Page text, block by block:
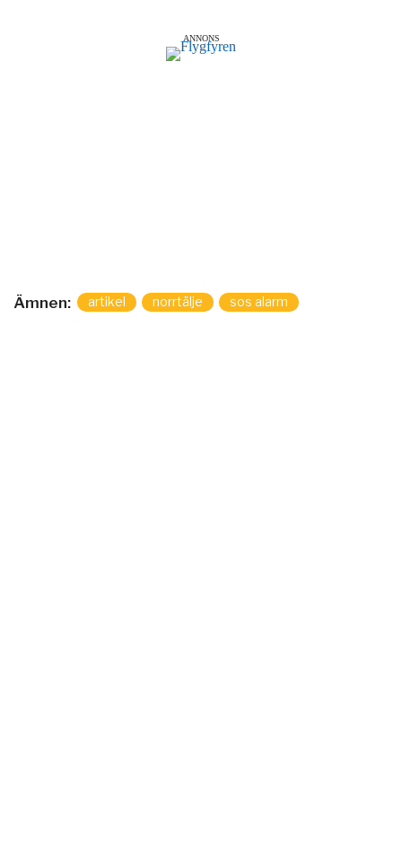
ANNONS
Ämnen: artikel norrtälje sos alarm